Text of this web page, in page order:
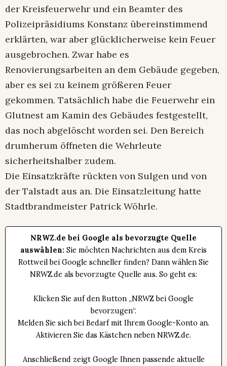
der Kreisfeuerwehr und ein Beamter des
Polizeipräsidiums Konstanz übereinstimmend
erklärten, war aber glücklicherweise kein Feuer
ausgebrochen. Zwar habe es
Renovierungsarbeiten an dem Gebäude gegeben,
aber es sei zu keinem größeren Feuer
gekommen. Tatsächlich habe die Feuerwehr ein
Glutnest am Kamin des Gebäudes festgestellt,
das noch abgelöscht worden sei. Den Bereich
drumherum öffneten die Wehrleute
sicherheitshalber zudem.
Die Einsatzkräfte rückten von Sulgen und von
der Talstadt aus an. Die Einsatzleitung hatte
Stadtbrandmeister Patrick Wöhrle.
NRWZ.de bei Google als bevorzugte Quelle
auswählen: Sie möchten Nachrichten aus dem Kreis
Rottweil bei Google schneller finden? Dann wählen Sie
NRWZ.de als bevorzugte Quelle aus. So geht es:
Klicken Sie auf den Button „NRWZ bei Google
bevorzugen“.
Melden Sie sich bei Bedarf mit Ihrem Google-Konto an.
Aktivieren Sie das Kästchen neben NRWZ.de.
Anschließend zeigt Google Ihnen passende aktuelle